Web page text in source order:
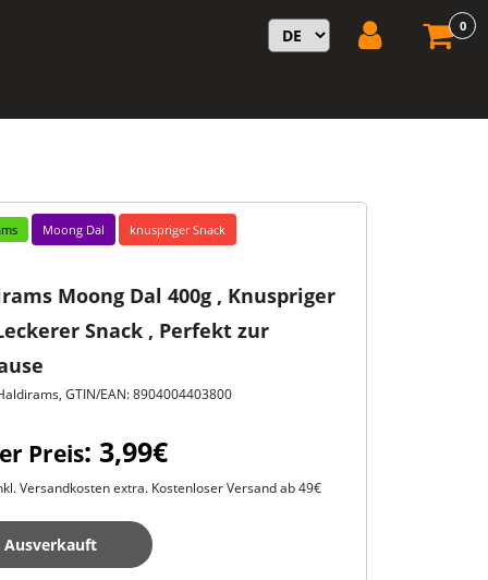
0
Moong Dal knuspriger Snack
Moong Dal 400g , Knuspriger
Snack , Perfekt zur
GTIN/EAN: 8904004403800
Preis: 3,99€
Versandkosten extra. Kostenloser Versand ab 49€
Ausverkauft